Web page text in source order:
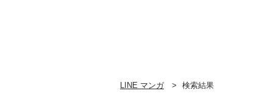
LINE マンガ 検索結果